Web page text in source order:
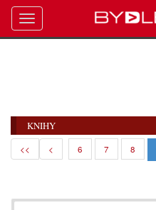
KNIHY
<< < 6 7 8
Toggle
navigation